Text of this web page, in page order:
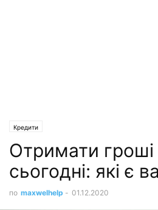
Кредити
Отримати гроші
сьогодні: які є
по maxwelhelp - 01.12.2020